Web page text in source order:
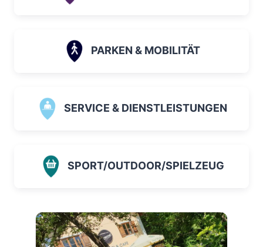
PARKEN & MOBILITÄT
SERVICE & DIENSTLEISTUNGEN
SPORT/OUTDOOR/SPIELZEUG